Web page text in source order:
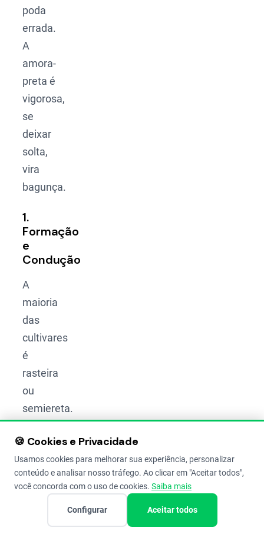
poda
errada.
A
amora-
preta é
vigorosa,
se
deixar
solta,
vira
bagunça.
1.
Formação
e
Condução
A
maioria
das
cultivares
é
rasteira
ou
semiereta.
sistema
de
sustentação
obrigatório.
🍪 Cookies e Privacidade
Usamos cookies para melhorar sua experiência, personalizar
conteúdo e analisar nosso tráfego. Ao clicar em "Aceitar todos",
você concorda com o uso de cookies. Saiba mais
Configurar Aceitar todos